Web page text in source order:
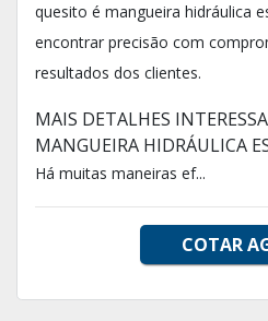
quesito é mangueira hidráulica
encontrar precisão com
resultados dos clientes.
MAIS DETALHES
MANGUEIRA HIDRÁULICA
Há muitas maneiras ef...
COTAR